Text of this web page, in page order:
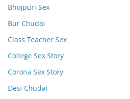
Bhojpuri Sex
Bur Chudai
Class Teacher Sex
College Sex Story
Corona Sex Story
Desi Chudai